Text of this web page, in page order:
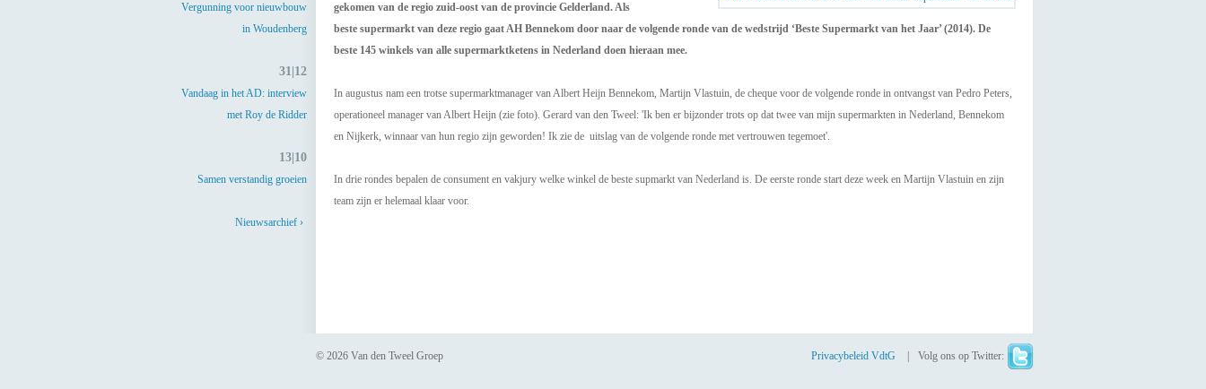
Vergunning voor nieuwbouw
in Woudenberg
31|12
Vandaag in het AD: interview
met Roy de Ridder
13|10
Samen verstandig groeien
Nieuwsarchief ›
gekomen van de regio zuid-oost van de provincie Gelderland. Als
beste supermarkt van deze regio gaat AH Bennekom door naar de volgende ronde van de wedstrijd ‘Beste Supermarkt van het Jaar’ (2014). De
beste 145 winkels van alle supermarktketens in Nederland doen hieraan mee.
In augustus nam een trotse supermarktmanager van Albert Heijn Bennekom, Martijn Vlastuin, de cheque voor de volgende ronde in ontvangst van Pedro Peters,
operationeel manager van Albert Heijn (zie foto). Gerard van den Tweel: 'Ik ben er bijzonder trots op dat twee van mijn supermarkten in Nederland, Bennekom
en Nijkerk, winnaar van hun regio zijn geworden! Ik zie de uitslag van de volgende ronde met vertrouwen tegemoet'.
In drie rondes bepalen de consument en vakjury welke winkel de beste supmarkt van Nederland is. De eerste ronde start deze week en Martijn Vlastuin en zijn
team zijn er helemaal klaar voor.
© 2026 Van den Tweel Groep Volg ons op Twitter:
Privacybeleid VdtG